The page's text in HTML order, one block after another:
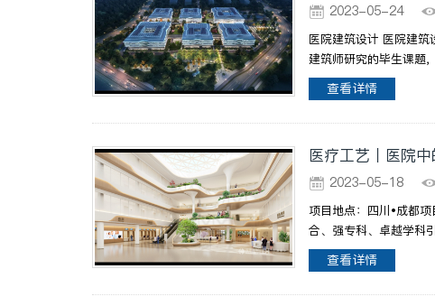
2023-05-24
医院建筑设计 医院建
建筑师研究的毕生课题
查看详情
医疗工艺丨医院
2023-05-18
项目地点：四川•成都
合、强专科、卓越学科
查看详情